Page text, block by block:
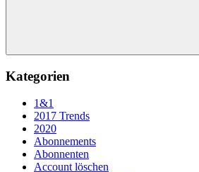
Suchen
Kategorien
1&1
2017 Trends
2020
Abonnements
Abonnenten
Account löschen